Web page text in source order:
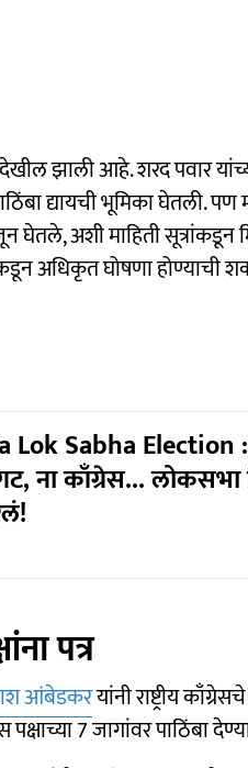
झाली आहे. शरद पवार
द्यायची भूमिका घेतली.
घेतले, अशी माहिती
अधिकृत घोषणा होण्याची
Sabha Election :
ना काँग्रेस...
पत्र
आंबेडकरयांनी राष्ट्रीय
7 जागांवर पाठिंबा